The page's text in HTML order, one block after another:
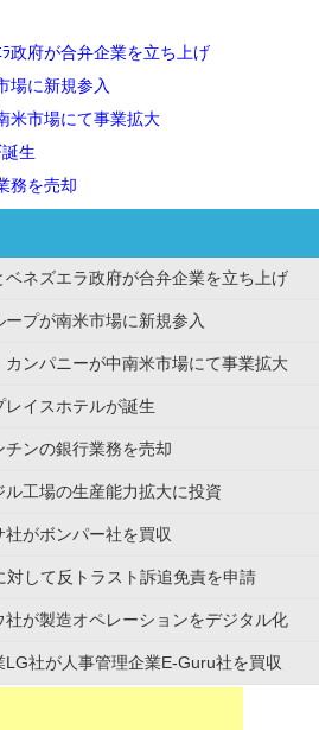
ﾗ政府が合弁企業を立ち上げ
場に新規参入
米市場にて事業拡大
誕生
務を売却
ベネズエラ政府が合弁企業を立ち上げ
プが南米市場に新規参入
ンパニーが中南米市場にて事業拡大
イスホテルが誕生
ンの銀行業務を売却
工場の生産能力拡大に投資
がボンパー社を買収
対して反トラスト訴追免責を申請
が製造オペレーションをデジタル化
社が人事管理企業E-Guru社を買収